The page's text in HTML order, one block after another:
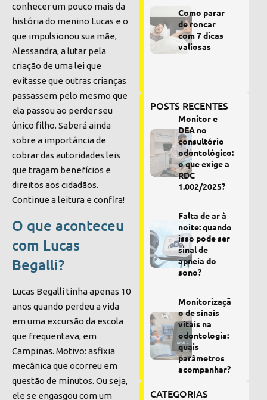
conhecer um pouco mais da
história do menino Lucas e o
que impulsionou sua mãe,
Alessandra, a lutar pela
criação de uma lei que
evitasse que outras crianças
passassem pelo mesmo que
ela passou ao perderseu
único filho. Saberá ainda
sobre a importância de
cobrar das autoridades leis
que tragam benefícios e
direitos aos cidadãos.
Continue a leitura e confira!
O que aconteceu
com Lucas
Begalli?
Lucas Begalli tinha apenas 10
anos quando perdeu a vida
em uma excursão da escola
que frequentava, em
Campinas. Motivo: asfixia
mecânica que ocorreu em
questão de minutos. Ou seja,
ele se engasgou com um
Como parar
de roncar
com 7 dicas
valiosas
POSTS RECENTES
Monitor e
DEA no
consultório
odontológico:
o que exige a
RDC
1.002/2025?
Falta de ar à
noite: quando
isso pode ser
sinal de
apneia do
sono?
Monitorizaçã
o de sinais
vitais na
odontologia:
quais
parâmetros
acompanhar?
CATEGORIAS